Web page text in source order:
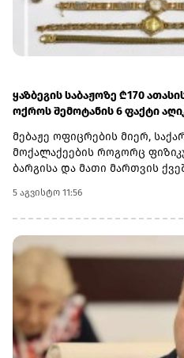
ვებგვერდს.(R)
ყაზბეგის საბაჟოზე ₾170
ოქროს შემოტანის 6 ფაქტი
მებაჟე ოფიცრების მიერ,
მოქალაქეების როგორც
ბარგისა და მათი მართვის
დათვალიერების შედეგად
ნაკეთობები
შეადგინა.6 კანონდამრღვევი
მასალები შემდგომი
ფინანსთა სამინისტროს
გადაეგზავნა.
5 აგვისტო 11:56